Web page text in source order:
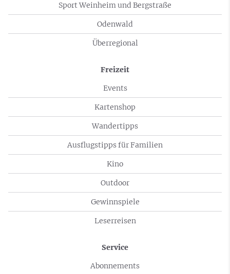
Sport Weinheim und Bergstraße
Odenwald
Überregional
Freizeit
Events
Kartenshop
Wandertipps
Ausflugstipps für Familien
Kino
Outdoor
Gewinnspiele
Leserreisen
Service
Abonnements